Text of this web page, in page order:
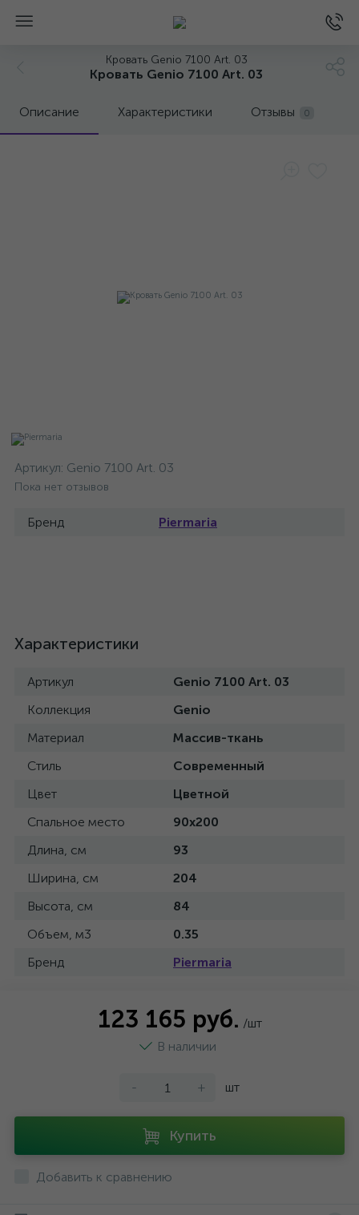
Кровать Genio 7100 Art. 03
Кровать Genio 7100 Art. 03
Описание Характеристики Отзывы 0
Артикул: Genio 7100 Art. 03
Пока нет отзывов
Бренд Piermaria
Характеристики
Артикул
Genio 7100 Art. 03
Коллекция
Genio
Материал
Массив-ткань
Стиль
Современный
Цвет
Цветной
Спальное место
90x200
Длина, см
93
Ширина, см
204
Высота, см
84
Объем, м3
0.35
Бренд
Piermaria
123 165 руб. /шт
В наличии
- + шт
Купить
Добавить к сравнению